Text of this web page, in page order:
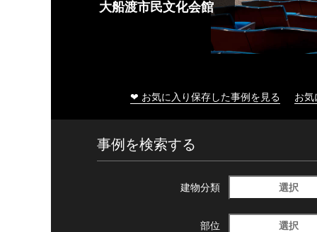
大船渡市民文化会館
❤ お気に入り保存した事例を見る お
事例を検索する
建物分類 選択
部位 選択